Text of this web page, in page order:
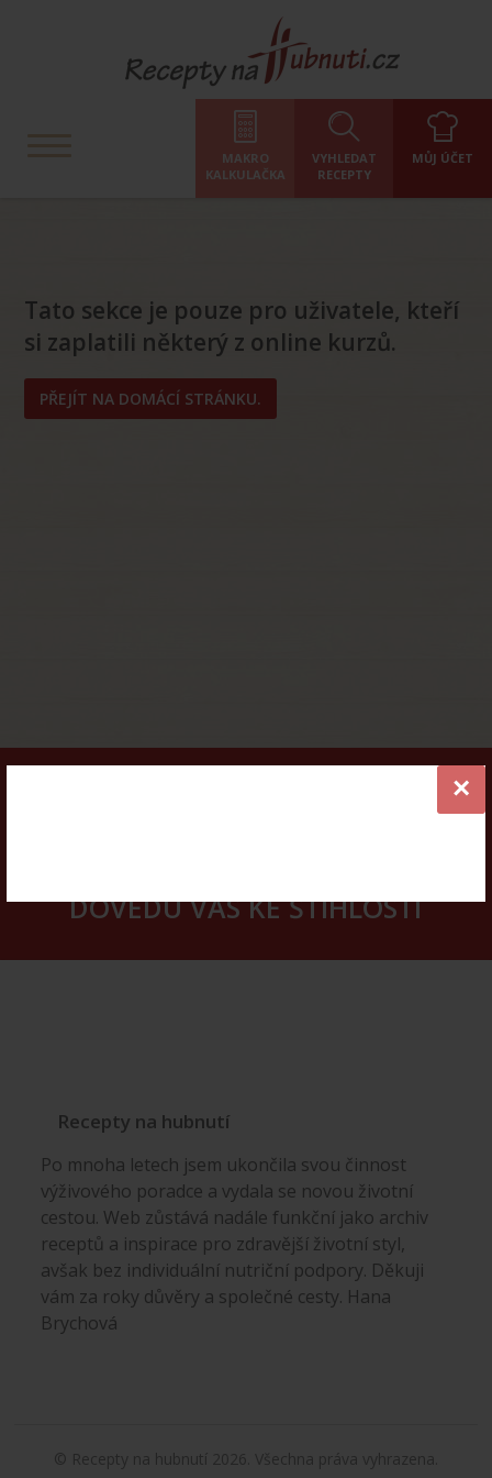
×
MAKRO
KALKULAČKA
VYHLEDAT
RECEPTY
MŮJ ÚČET
Tato sekce je pouze pro uživatele, kteří
si zaplatili některý z online kurzů.
PŘEJÍT NA DOMÁCÍ STRÁNKU.
DOVEDU VÁS KE ŠTÍHLOSTI
Recepty na hubnutí
Po mnoha letech jsem ukončila svou činnost
výživového poradce a vydala se novou životní
cestou. Web zůstává nadále funkční jako archiv
receptů a inspirace pro zdravější životní styl,
avšak bez individuální nutriční podpory. Děkuji
vám za roky důvěry a společné cesty. Hana
Brychová
© Recepty na hubnutí 2026. Všechna práva vyhrazena.